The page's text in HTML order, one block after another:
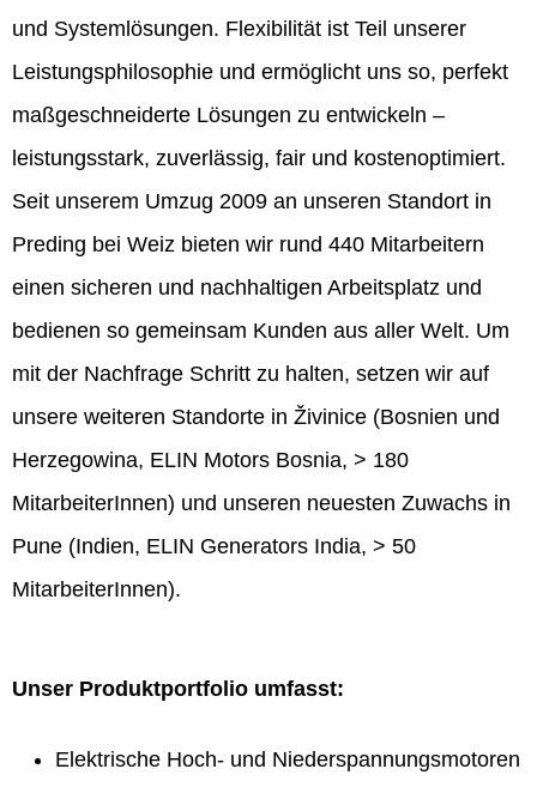
und Systemlösungen. Flexibilität ist Teil unserer
Leistungsphilosophie und ermöglicht uns so, perfekt
maßgeschneiderte Lösungen zu entwickeln –
leistungsstark, zuverlässig, fair und kostenoptimiert.
Seit unserem Umzug 2009 an unseren Standort in
Preding bei Weiz bieten wir rund 440 Mitarbeitern
einen sicheren und nachhaltigen Arbeitsplatz und
bedienen so gemeinsam Kunden aus aller Welt. Um
mit der Nachfrage Schritt zu halten, setzen wir auf
unsere weiteren Standorte in Živinice (Bosnien und
Herzegowina, ELIN Motors Bosnia, > 180
MitarbeiterInnen) und unseren neuesten Zuwachs in
Pune (Indien, ELIN Generators India, > 50
MitarbeiterInnen).
Unser Produktportfolio umfasst:
Elektrische Hoch- und Niederspannungsmotoren